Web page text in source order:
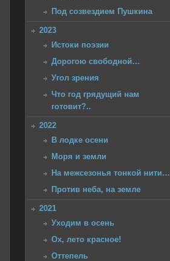
Под созвездием Пушкина
2023
Истоки поэзии
Дорогою свободной…
Угол зрения
Что год грядущий нам
готовит?..
2022
В лодке осени
Моря и земли
На межсезонья тонкой нити…
Против неба, на земле
2021
Уходим в осень
Ох, лето красное!
Оттепель